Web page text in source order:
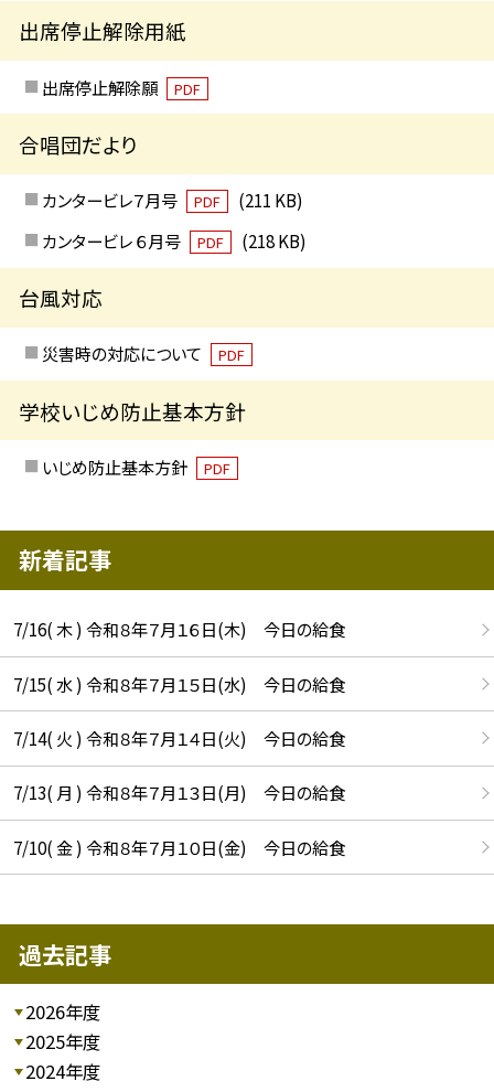
出席停止解除用紙
出席停止解除願 PDF
合唱団だより
カンタービレ７月号 PDF
(211 KB)
カンタービレ ６月号
PDF (218 KB)
台風対応
災害時の対応について PDF
学校いじめ防止基本方針
いじめ防止基本方針 PDF
新着記事
7/16( 木 ) 令和８年７月１６日(木) 今日の給食
7/15( 水 ) 令和８年７月１５日(水) 今日の給食
7/14( 火 ) 令和８年７月１４日(火) 今日の給食
7/13( 月 ) 令和８年７月１３日(月) 今日の給食
7/10( 金 ) 令和８年７月１０日(金) 今日の給食
過去記事
2026年度
2025年度
2024年度